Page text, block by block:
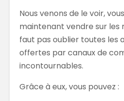
Nous venons de le voir,
maintenant vendre sur les
faut pas oublier toutes les
offertes par canaux de
incontournables.
Grâce à eux, vous pouvez :